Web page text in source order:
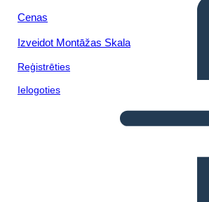
Cenas
Izveidot Montāžas Skala
Reģistrēties
Ielogoties
Skatīt kā
slaidrādi